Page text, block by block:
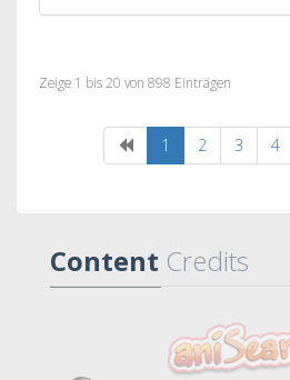
Zeige 1 bis 20 von 898 Einträgen
1 2 3 4
Content Credits